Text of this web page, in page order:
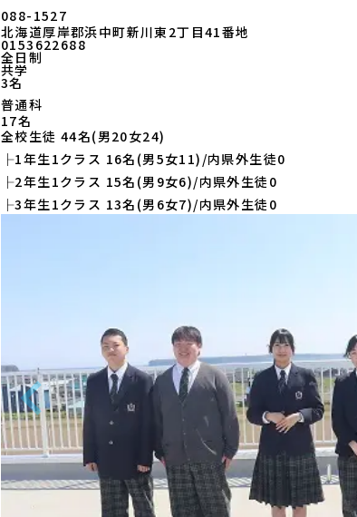
088-1527
北海道厚岸郡浜中町新川東2丁目41番地
0153622688
全日制
共学
3名
普通科
17名
全校生徒 44名(男20女24)
├1年生 1クラス 16名(男5女11)/内県外生徒0
├2年生 1クラス 15名(男 9女6)/内県外生徒 0
├3年生 1クラス 13名(男 6女7)/内県外生徒 0